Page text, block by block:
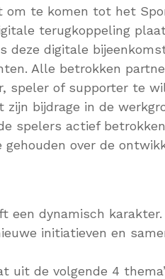
te komen tot het
terugkoppeling
deze digitale
Alle betrokken
speler of supporter te
zijn bijdrage in de
spelers actief
over de
een dynamisch
initiatieven en
uit de volgende 4